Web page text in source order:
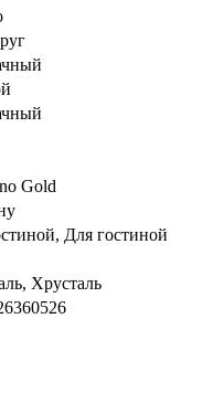
Gold
Для гостиной
Хрусталь